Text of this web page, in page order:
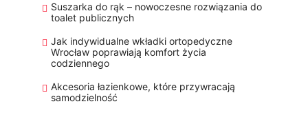
Suszarka do rąk – nowoczesne rozwiązania do
toalet publicznych
Jak indywidualne wkładki ortopedyczne
Wrocław poprawiają komfort życia
codziennego
Akcesoria łazienkowe, które przywracają
samodzielność